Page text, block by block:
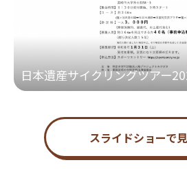
日本遺産サイクリングツアー
スライドショーで